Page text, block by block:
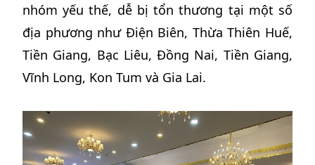
nhóm yếu thế, dễ bị tổn thương tại một số
địa phương như Điện Biên, Thừa Thiên Huế,
Tiền Giang, Bạc Liêu, Đồng Nai, Tiền Giang,
Vĩnh Long, Kon Tum và Gia Lai.